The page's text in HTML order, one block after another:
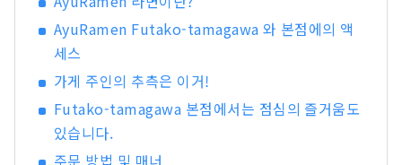
즈오카와 전국 각지에서 개최해 누계 약 75만명을
동원. 2018년에는 주식회사 Ramen Switch를 설
SAKE -춘화가을 겨울-'
AyuRamen Futako-tamagawa 와 본점에의 액
세스
가게 주인의 추측은 이거!
Futako-tamagawa 본점에서는 점심의 즐거움도
있습니다.